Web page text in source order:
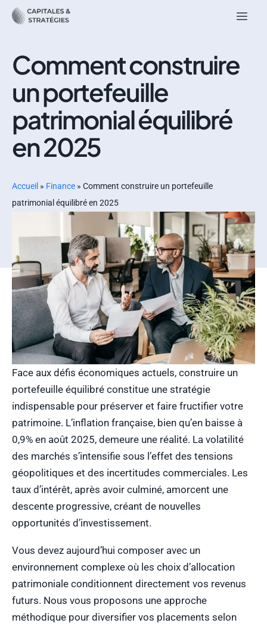
Comment construire
un portefeuille
patrimonial équilibré
en 2025
Accueil » Finance » Comment construire un portefeuille
patrimonial équilibré en 2025
Face aux défis économiques actuels, construire un
portefeuille équilibré constitue une stratégie
indispensable pour préserver et faire fructifier votre
patrimoine. L’inflation française, bien qu’en baisse à
0,9% en août 2025, demeure une réalité. La volatilité
des marchés s’intensifie sous l’effet des tensions
géopolitiques et des incertitudes commerciales. Les
taux d’intérêt, après avoir culminé, amorcent une
descente progressive, créant de nouvelles
opportunités d’investissement.
Vous devez aujourd’hui composer avec un
environnement complexe où les choix d’allocation
patrimoniale conditionnent directement vos revenus
futurs. Nous vous proposons une approche
méthodique pour diversifier vos placements selon